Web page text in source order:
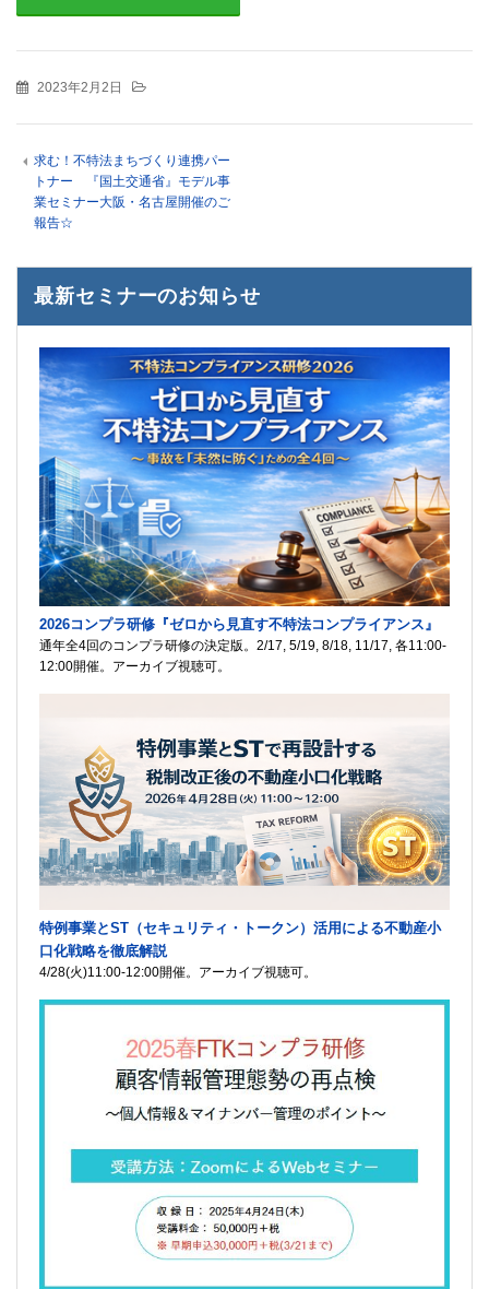
2023年2月2日
求む！不特法まちづくり連携パー
トナー 『国土交通省』モデル事
業セミナー大阪・名古屋開催のご
報告☆
最新セミナーのお知らせ
2026コンプラ研修『ゼロから見直す不特法コンプライアンス』
通年全4回のコンプラ研修の決定版。2/17, 5/19, 8/18, 11/17, 各11:00-
12:00開催。アーカイブ視聴可。
特例事業とST（セキュリティ・トークン）活用による不動産小
口化戦略を徹底解説
4/28(火)11:00-12:00開催。アーカイブ視聴可。